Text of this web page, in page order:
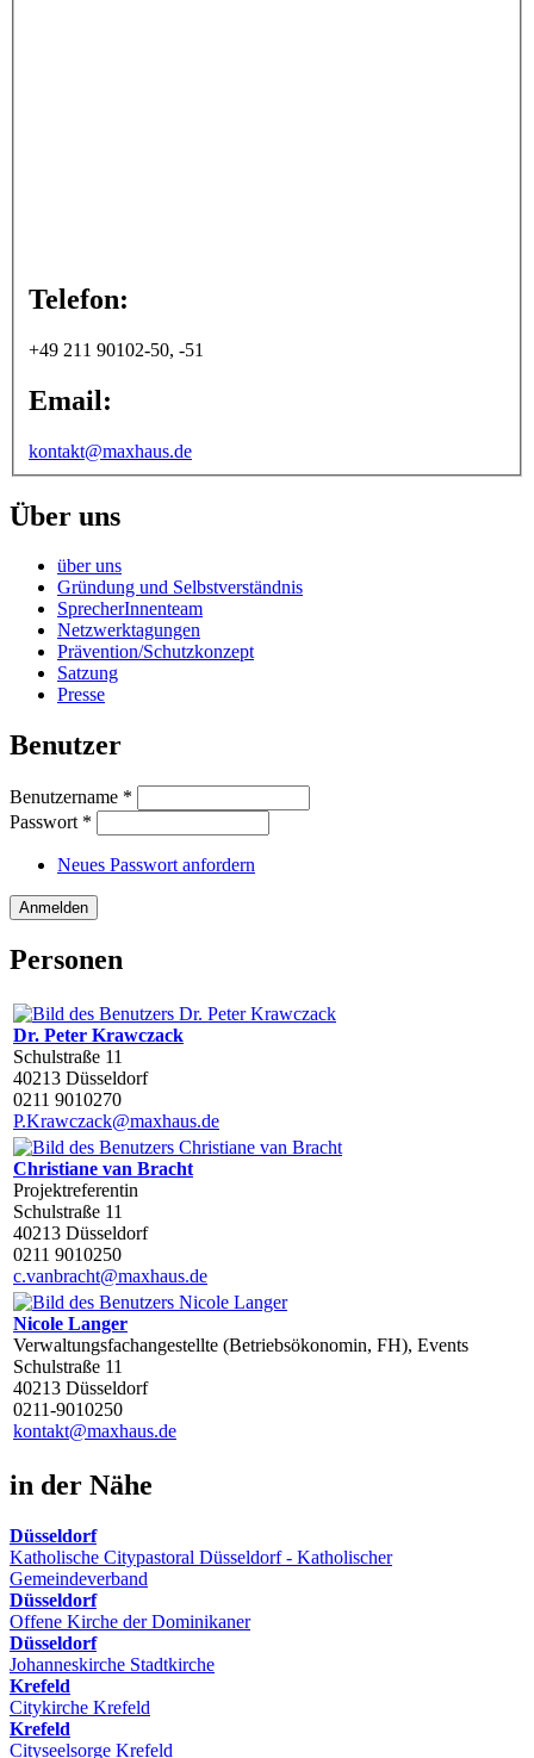
Telefon:
+49 211 90102-50, -51
Email:
kontakt@maxhaus.de
Über uns
über uns
Gründung und Selbstverständnis
SprecherInnenteam
Netzwerktagungen
Prävention/Schutzkonzept
Satzung
Presse
Benutzer
Benutzername *
Passwort *
Neues Passwort anfordern
Personen
Dr. Peter Krawczack
Schulstraße 11
40213 Düsseldorf
0211 9010270
P.Krawczack@maxhaus.de
Christiane van Bracht
Projektreferentin
Schulstraße 11
40213 Düsseldorf
0211 9010250
c.vanbracht@maxhaus.de
Nicole Langer
Verwaltungsfachangestellte (Betriebsökonomin, FH), Events
Schulstraße 11
40213 Düsseldorf
0211-9010250
kontakt@maxhaus.de
in der Nähe
Düsseldorf
Katholische Citypastoral Düsseldorf - Katholischer
Gemeindeverband
Düsseldorf
Offene Kirche der Dominikaner
Düsseldorf
Johanneskirche Stadtkirche
Krefeld
Citykirche Krefeld
Krefeld
Cityseelsorge Krefeld